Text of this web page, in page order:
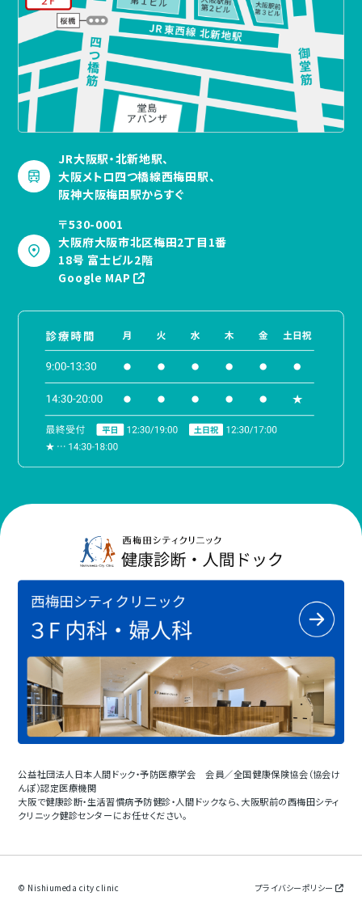
JR大阪駅・北新地駅、
大阪メトロ四つ橋線西梅田駅、
阪神大阪梅田駅からすぐ
〒530-0001
大阪府大阪市北区梅田2丁目1番
18号 富士ビル2階
Google MAP
公益社団法人日本人間ドック・予防医療学会 会員／全国健康保険協会（協会け
んぽ）認定医療機関
大阪で健康診断・生活習慣病予防健診・人間ドックなら、大阪駅前の西梅田シティ
クリニック健診センターにお任せください。
© Nishiumeda city clinic プライバシーポリシー